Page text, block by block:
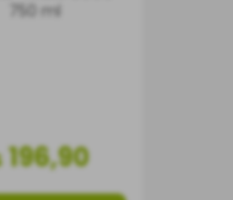
750 ml
196,90